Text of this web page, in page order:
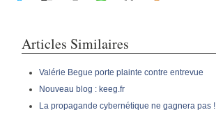
Articles Similaires
Valérie Begue porte plainte contre entrevue
Nouveau blog : keeg.fr
La propagande cybernétique ne gagnera pas !